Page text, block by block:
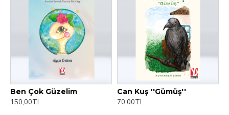
Ben Çok Güzelim
150,00TL
Can Kuş ''Gümüş''
70,00TL